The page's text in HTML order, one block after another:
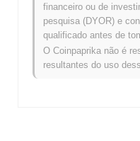
Como RAIN2.0
comparação com
Nos últimos 7 dias,
mercado cripto geral que
indica um atraso
financeiro ou de
pesquisa (DYOR) e
qualificado antes de
O Coinpaprika não é
resultantes do uso